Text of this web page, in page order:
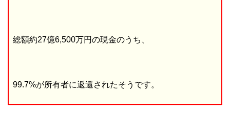
総額約27億6,500万円の現金のうち、
99.7%が所有者に返還されたそうです。